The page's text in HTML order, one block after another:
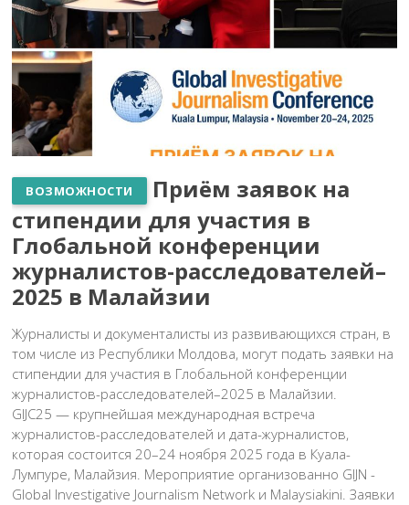
ВОЗМОЖНОСТИ
Приём заявок на
стипендии для участия в
Глобальной конференции
журналистов-расследователей–
2025 в Малайзии
Журналисты и документалисты из развивающихся стран, в
том числе из Республики Молдова, могут подать заявки на
стипендии для участия в Глобальной конференции
журналистов-расследователей–2025 в Малайзии.
GIJC25 — крупнейшая международная встреча
журналистов-расследователей и дата-журналистов,
которая состоится 20–24 ноября 2025 года в Куала-
Лумпуре, Малайзия. Мероприятие организованно GIJN -
Global Investigative Journalism Network и Malaysiakini. Заявки